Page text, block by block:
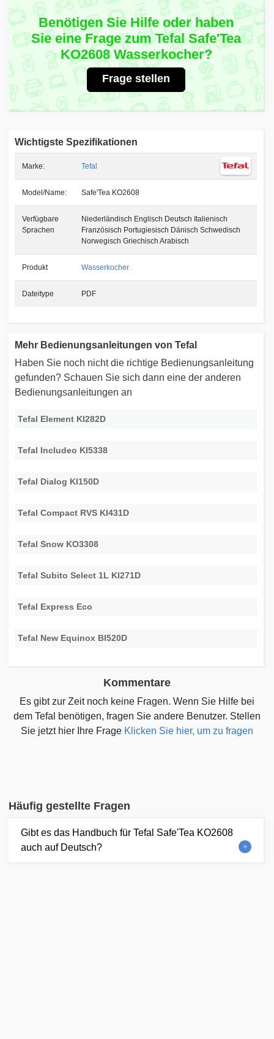
Benötigen Sie Hilfe oder haben
Sie eine Frage zum Tefal Safe'Tea
KO2608 Wasserkocher?
Frage stellen
Wichtigste Spezifikationen
Marke: Tefal
Model/Name: Safe'Tea KO2608
Verfügbare
Sprachen
Niederländisch Englisch Deutsch Italienisch
Französisch Portugiesisch Dänisch Schwedisch
Norwegisch Griechisch Arabisch
Produkt Wasserkocher
Dateitype PDF
Mehr Bedienungsanleitungen von Tefal
Haben Sie noch nicht die richtige Bedienungsanleitung
gefunden? Schauen Sie sich dann eine der anderen
Bedienungsanleitungen an
Tefal Element KI282D
Tefal Includeo KI5338
Tefal Dialog KI150D
Tefal Compact RVS KI431D
Tefal Snow KO3308
Tefal Subito Select 1L KI271D
Tefal Express Eco
Tefal New Equinox BI520D
Kommentare
Es gibt zur Zeit noch keine Fragen. Wenn Sie Hilfe bei
dem Tefal benötigen, fragen Sie andere Benutzer. Stellen
Sie jetzt hier Ihre Frage Klicken Sie hier, um zu fragen
Häufig gestellte Fragen
Gibt es das Handbuch für Tefal Safe'Tea KO2608
auch auf Deutsch?